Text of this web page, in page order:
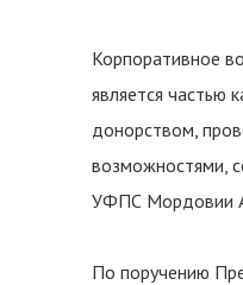
Корпоративное
является частью
донорством,
возможностями,
УФПС Мордовии
По поручению